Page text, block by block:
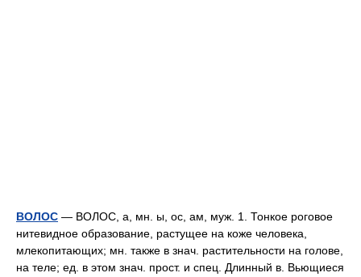
ВОЛОС — ВОЛОС, а, мн. ы, ос, ам, муж. 1. Тонкое роговое
нитевидное образование, растущее на коже человека,
млекопитающих; мн. также в знач. растительности на голове,
на теле; ед. в этом знач. прост. и спец. Длинный в. Вьющиеся